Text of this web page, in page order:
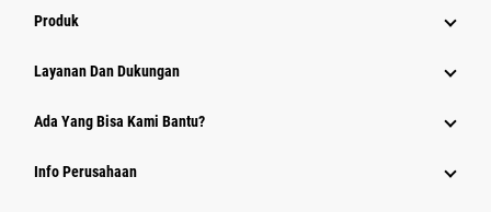
Produk
Layanan Dan Dukungan
Ada Yang Bisa Kami Bantu?
Info Perusahaan